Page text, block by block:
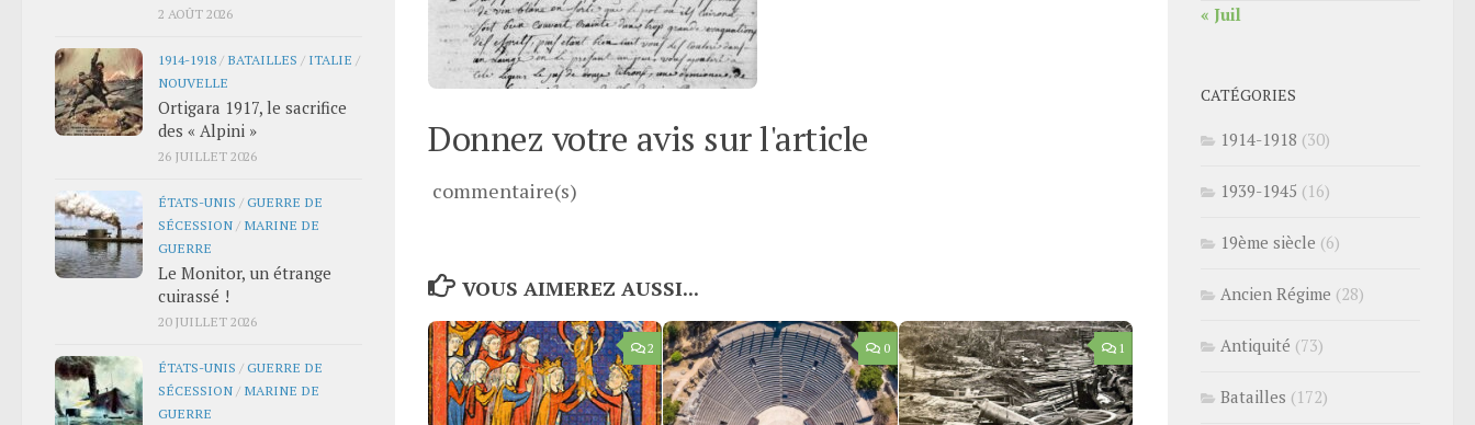
Donnez votre avis sur l'article
commentaire(s)
VOUS AIMEREZ AUSSI...
2 0 1
2 AOÛT 2026
1914-1918 / BATAILLES / ITALIE /
NOUVELLE
Ortigara 1917, le sacrifice
des « Alpini »
26 JUILLET 2026
ÉTATS-UNIS /GUERRE DE
SÉCESSION / MARINE DE
GUERRE
Le Monitor, un étrange
cuirassé !
20 JUILLET 2026
ÉTATS-UNIS /GUERRE DE
SÉCESSION / MARINE DE
GUERRE
« Juil
CATÉGORIES
1914-1918 (30)
1939-1945 (16)
19ème siècle (6)
Ancien Régime (28)
Antiquité (73)
Batailles (172)